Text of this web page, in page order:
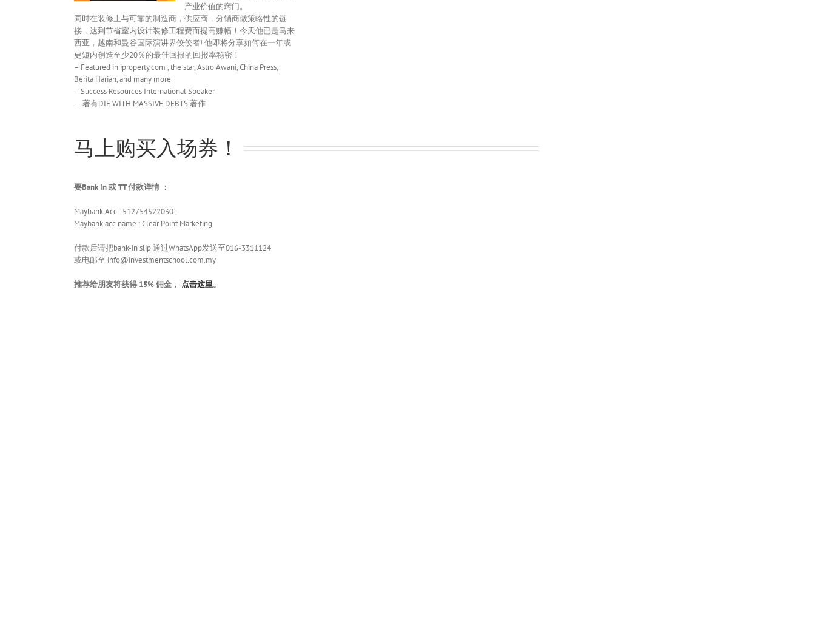
产业价值的窍门。
同时在装修上与可靠的制造商，供应商，分销商做策略性的链
接，达到节省室内设计装修工程费而提高赚幅！今天他已是马来
西亚，越南和曼谷国际演讲界佼佼者! 他即将分享如何在一年或
更短内创造至少20％的最佳回报的回报率秘密！
– Featured in iproperty.com , the star, Astro Awani, China Press,
Berita Harian, and many more
– Success Resources International Speaker
– 著有DIE WITH MASSIVE DEBTS 著作
马上购买入场券！
要Bank In 或 TT 付款详情 ：
Maybank Acc : 512754522030 ,
Maybank acc name : Clear Point Marketing
付款后请把bank-in slip 通过WhatsApp发送至016-3311124
或电邮至 info@investmentschool.com.my
推荐给朋友将获得 15% 佣金， 点击这里。